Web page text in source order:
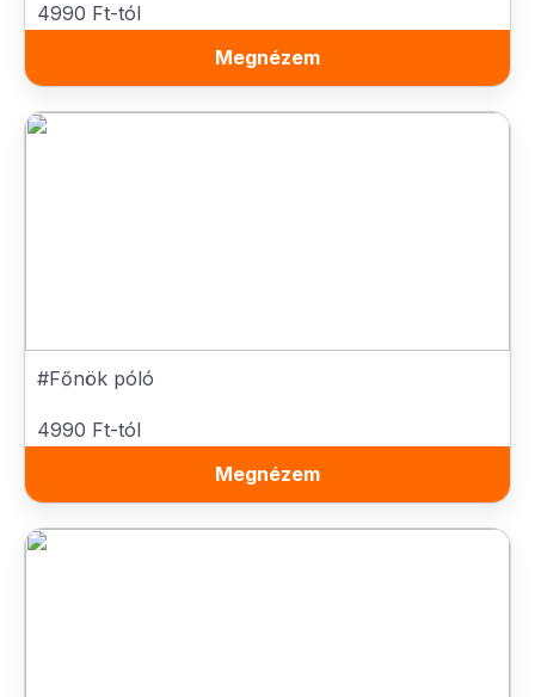
4990 Ft-tól
Megnézem
#Főnök póló
4990 Ft-tól
Megnézem